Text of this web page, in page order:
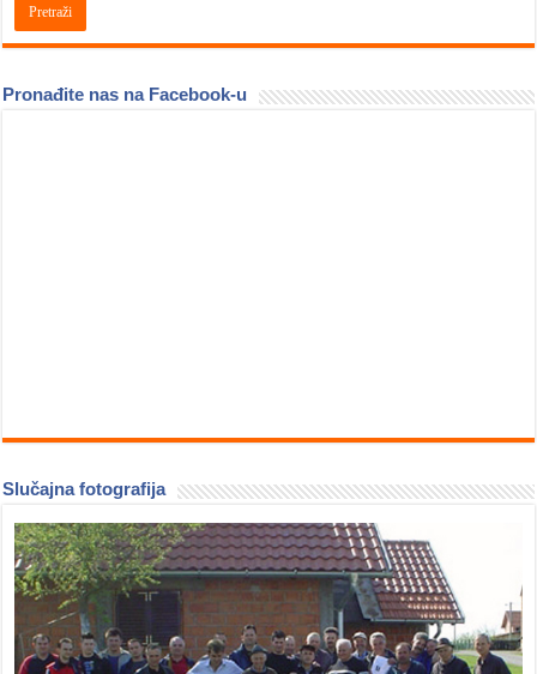
Pronađite nas na Facebook-u
Slučajna fotografija